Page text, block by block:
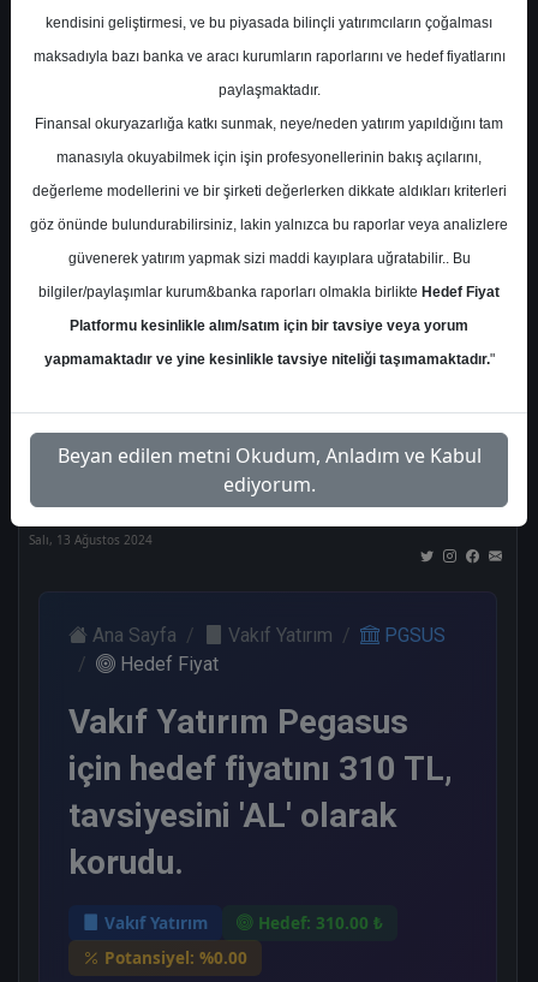
En Yüksek Tahmin
Ortalama Fiyat Tahmini
Ortalama Getiri Potansiyeli
Kurum Sayısı
18
9 2
Paralel
Get.
2
Üstü
Get.
2
Yok
2
1
Salı, 13 Ağustos 2024
Ana Sayfa Vakıf Yatırım
PGSUS
Hedef Fiyat
Vakıf Yatırım Pegasus
için hedef fiyatını 310 TL,
tavsiyesini 'AL' olarak
korudu.
Vakıf Yatırım
Hedef: 310.00 ₺
Potansiyel: %0.00
kendisini geliştirmesi, ve bu piyasada bilinçli yatırımcıların çoğalması
maksadıyla bazı banka ve aracı kurumların raporlarını ve hedef fiyatlarını
paylaşmaktadır.
Finansal okuryazarlığa katkı sunmak, neye/neden yatırım yapıldığını tam
manasıyla okuyabilmek için işin profesyonellerinin bakış açılarını,
değerleme modellerini ve bir şirketi değerlerken dikkate aldıkları kriterleri
göz önünde bulundurabilirsiniz, lakin yalnızca bu raporlar veya analizlere
güvenerek yatırım yapmak sizi maddi kayıplara uğratabilir.. Bu
bilgiler/paylaşımlar kurum&banka raporları olmakla birlikte Hedef Fiyat
Platformu kesinlikle alım/satım için bir tavsiye veya yorum
yapmamaktadır ve yine kesinlikle tavsiye niteliği taşımamaktadır."
Beyan edilen metni Okudum, Anladım ve Kabul
ediyorum.